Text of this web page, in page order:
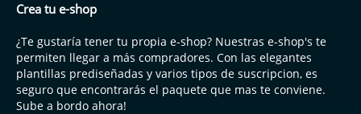
Crea tu e-shop
¿Te gustaría tener tu propia e-shop? Nuestras e-shop's te
permiten llegar a más compradores. Con las elegantes
plantillas prediseñadas y varios tipos de suscripcion, es
seguro que encontrarás el paquete que mas te conviene.
Sube a bordo ahora!